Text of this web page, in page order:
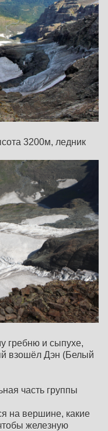
3200м, ледник
гребню и сыпухе,
взошёл Дэн (Белый
часть группы
на вершине, какие
железную